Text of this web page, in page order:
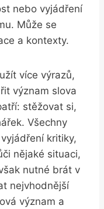
nebo vyjádření
Může se
a kontexty.
více výrazů,
význam slova
stěžovat si,
Všechny
kritiky,
nějaké situaci,
nutné brát v
nejvhodnější
význam a